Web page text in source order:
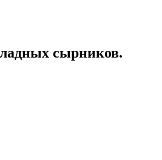
сырников.